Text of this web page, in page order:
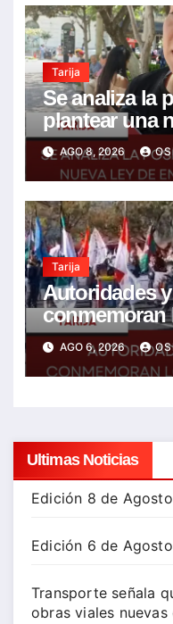
Tarija
Se analiza la
plantear una
energía
tarifa solidaria
AGO 8, 2026
Tarija
Autoridades
conmemoran
Bolivia con la
mejor futuro
AGO 6, 2026
Ultimas Noticias
Edición 8 de Agosto
Edición 6 de Agosto
Transporte señala
obras viales